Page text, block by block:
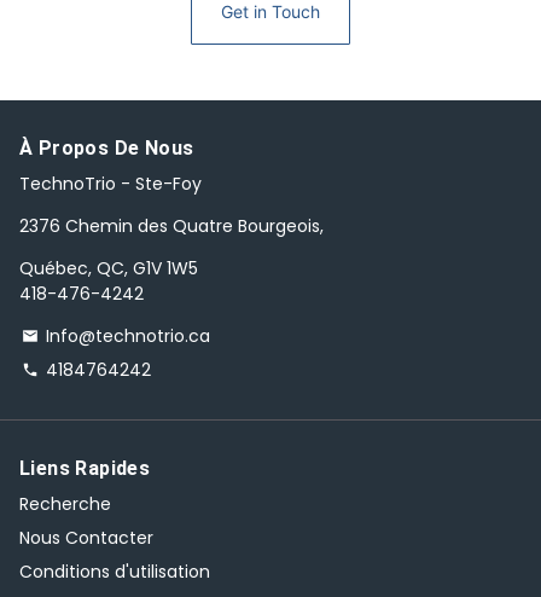
Get in Touch
À Propos De Nous
TechnoTrio - Ste-Foy
2376 Chemin des Quatre Bourgeois,
Québec, QC, G1V 1W5
418-476-4242
email Info@technotrio.ca
phone 4184764242
Liens Rapides
Recherche
Nous Contacter
Conditions d'utilisation